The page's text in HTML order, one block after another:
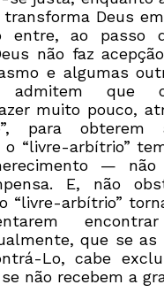
transforma Deus
entre, ao passo
não faz
e algumas
admitem que
muito pouco,
para obterem
“livre-arbítrio”
—
E, não
“livre-arbítrio”
que se as
Lo, cabe
não recebem a